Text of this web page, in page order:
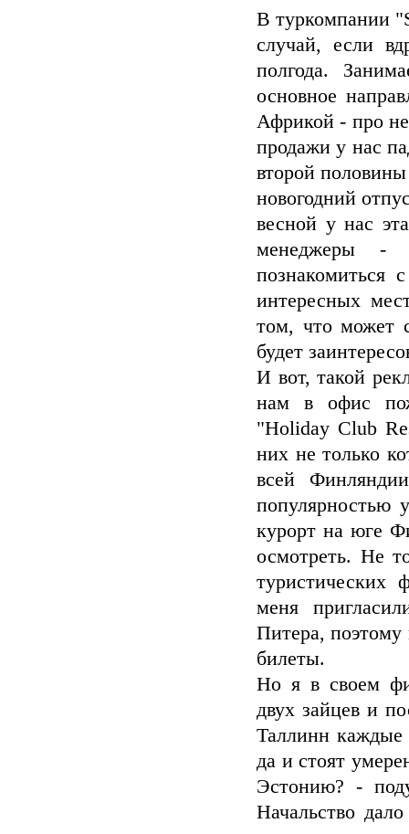
В туркомпании
случай, если
полгода.
основное
Африкой - про
продажи у нас
второй
новогодний
весной у нас
менеджеры -
познакомиться
интересных
том, что может
будет
И вот, такой
нам в офис
"Holiday Club
них не только
всей
популярностью
курорт на юге
осмотреть. Не
меня
Питера, поэтому
билеты.
Но я в своем
двух зайцев и
Таллинн каждые
да и стоят
Эстонию? -
Начальство